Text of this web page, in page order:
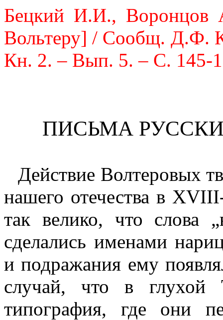
Бецкий И.И.,
Вольтеру] / Сообщ. Д.Ф.
Кн. 2. – Вып. 5. – С. 145-
ПИСЬМА
Действие Волтеровых
нашего отечества в XVIII
так велико, что слова
сделались именами
и подражания ему
случай, что в глухой
типография, где они